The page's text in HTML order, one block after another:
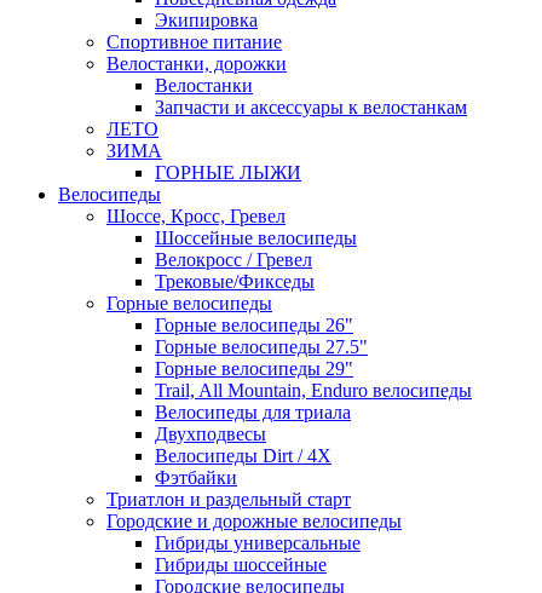
Экипировка
Спортивное питание
Велостанки, дорожки
Велостанки
Запчасти и аксессуары к велостанкам
ЛЕТО
ЗИМА
ГОРНЫЕ ЛЫЖИ
Велосипеды
Шоссе, Кросс, Гревел
Шоссейные велосипеды
Велокросс / Гревел
Трековые/Фикседы
Горные велосипеды
Горные велосипеды 26"
Горные велосипеды 27.5"
Горные велосипеды 29"
Trail, All Mountain, Enduro велосипеды
Велосипеды для триала
Двухподвесы
Велосипеды Dirt / 4X
Фэтбайки
Триатлон и раздельный старт
Городские и дорожные велосипеды
Гибриды универсальные
Гибриды шоссейные
Городские велосипеды